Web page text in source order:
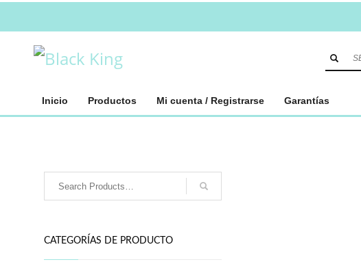
Inicio Productos Mi cuenta / Registrarse Garantías
CATEGORÍAS DE PRODUCTO